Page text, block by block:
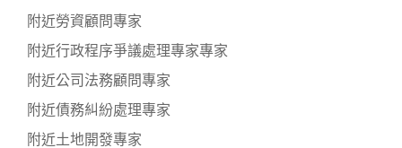
附近勞資顧問專家
附近行政程序爭議處理專家專家
附近公司法務顧問專家
附近債務糾紛處理專家
附近土地開發專家